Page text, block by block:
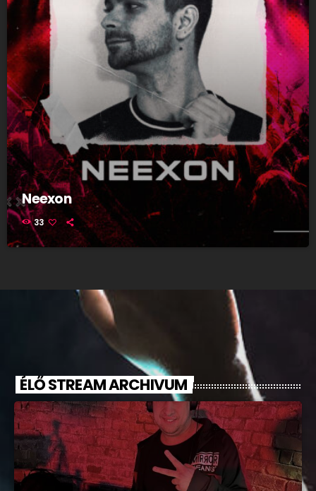
Neexon
33
ÉLŐ STREAM ARCHIVUM